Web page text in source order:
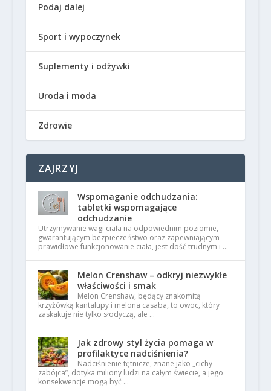
Podaj dalej
Sport i wypoczynek
Suplementy i odżywki
Uroda i moda
Zdrowie
ZAJRZYJ
Wspomaganie odchudzania:
tabletki wspomagające
odchudzanie
Utrzymywanie wagi ciała na odpowiednim poziomie,
gwarantującym bezpieczeństwo oraz zapewniającym
prawidłowe funkcjonowanie ciała, jest dość trudnym i …
Melon Crenshaw – odkryj niezwykłe
właściwości i smak
Melon Crenshaw, będący znakomitą
krzyżówką kantalupy i melona casaba, to owoc, który
zaskakuje nie tylko słodyczą, ale …
Jak zdrowy styl życia pomaga w
profilaktyce nadciśnienia?
Nadciśnienie tętnicze, znane jako „cichy
zabójca”, dotyka miliony ludzi na całym świecie, a jego
konsekwencje mogą być …